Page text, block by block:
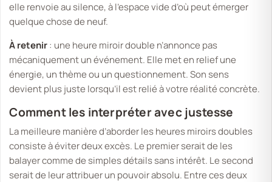
elle renvoie au silence, à l’espace vide d’où peut émerger
quelque chose de neuf.
À retenir: une heure miroir double n’annonce pas
mécaniquement un événement. Elle met en relief une
énergie, un thème ou un questionnement. Son sens
devient plus juste lorsqu’il est relié à votre réalité concrète.
Comment les interpréter avec justesse
La meilleure manière d’aborder les heures miroirs doubles
consiste à éviter deux excès. Le premier serait de les
balayer comme de simples détails sans intérêt. Le second
serait de leur attribuer un pouvoir absolu. Entre ces deux